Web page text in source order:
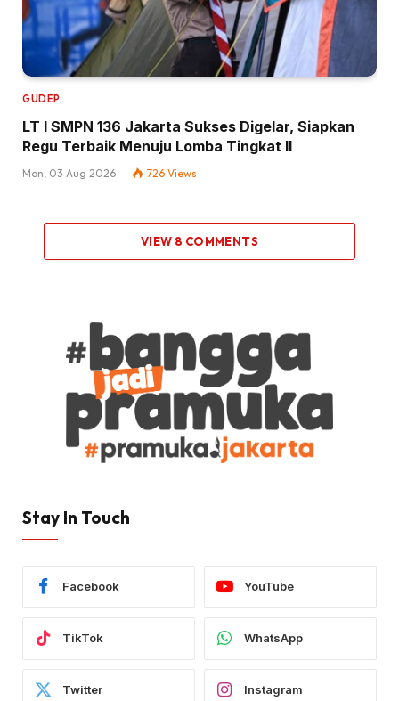
GUDEP
LT I SMPN 136 Jakarta Sukses Digelar, Siapkan
Regu Terbaik Menuju Lomba Tingkat II
Mon, 03 Aug 2026 726 Views
VIEW 8 COMMENTS
Stay In Touch
Facebook YouTube
TikTok WhatsApp
Twitter Instagram